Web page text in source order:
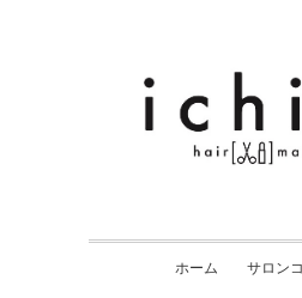
ホーム サロン